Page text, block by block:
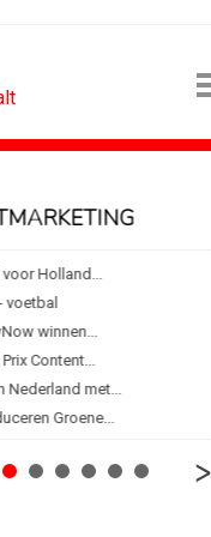
Holland...
voetbal
winnen...
Content...
Nederland met...
Groene...